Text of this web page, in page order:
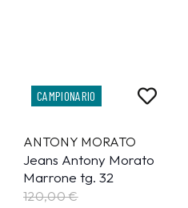
CAMPIONARIO
ANTONY MORATO
Jeans Antony Morato
Marrone tg. 32
120,00 €